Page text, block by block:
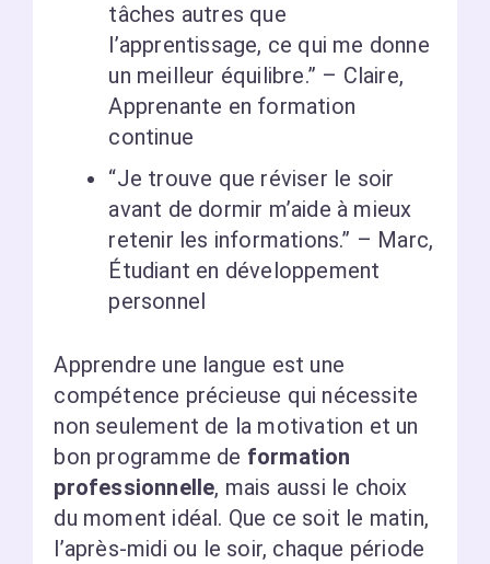
tâches autres que
l’apprentissage, ce qui me donne
un meilleur équilibre.” – Claire,
Apprenante en formation
continue
“Je trouve que réviser le soir
avant de dormir m’aide à mieux
retenir les informations.” – Marc,
Étudiant en développement
personnel
Apprendre une langue est une
compétence précieuse qui nécessite
non seulement de la motivation et un
bon programme de formation
professionnelle, mais aussi le choix
du moment idéal. Que ce soit le matin,
l’après-midi ou le soir, chaque période